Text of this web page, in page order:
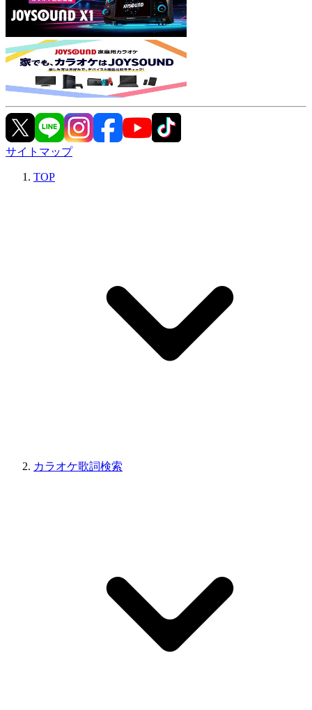
サイトマップ
TOP
カラオケ歌詞検索